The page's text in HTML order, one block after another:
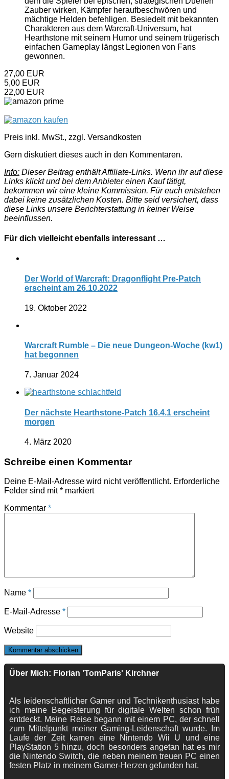
Zauber wirken, Kämpfer heraufbeschwören und
mächtige Helden befehligen. Besiedelt mit bekannten
Charakteren aus dem Warcraft-Universum, hat
Hearthstone mit seinem Humor und seinem trügerisch
einfachen Gameplay längst Legionen von Fans
gewonnen.
27,00 EUR
5,00 EUR
22,00 EUR
Preis inkl. MwSt., zzgl. Versandkosten
Gern diskutiert dieses auch in den Kommentaren.
Info: Dieser Beitrag enthält Affiliate-Links. Wenn ihr auf diese
Links klickt und bei dem Anbieter einen Kauf tätigt,
bekommen wir eine kleine Kommission. Für euch entstehen
dabei keine zusätzlichen Kosten. Bitte seid versichert, dass
diese Links unsere Berichterstattung in keiner Weise
beeinflussen.
Für dich vielleicht ebenfalls interessant …
Der World of Warcraft: Dragonflight Pre-Patch
erscheint am 26.10.2022
19. Oktober 2022
Warcraft Rumble – Die neue Dungeon-Woche (kw1)
hat begonnen
7. Januar 2024
Der nächste Hearthstone-Patch 16.4.1 erscheint
morgen
4. März 2020
Schreibe einen Kommentar
Deine E-Mail-Adresse wird nicht veröffentlicht. Erforderliche
Felder sind mit* markiert
Kommentar *
Name *
E-Mail-Adresse *
Website
Über Mich: Florian 'TomParis' Kirchner
Als leidenschaftlicher Gamer und Technikenthusiast habe
ich meine Begeisterung für digitale Welten schon früh
entdeckt. Meine Reise begann mit einem PC, der schnell
zum Mittelpunkt meiner Gaming-Leidenschaft wurde. Im
Laufe der Zeit kamen eine Nintendo Wii U und eine
PlayStation 5 hinzu, doch besonders angetan hat es mir
die Nintendo Switch, die neben meinem treuen PC einen
festen Platz in meinem Gamer-Herzen gefunden hat.